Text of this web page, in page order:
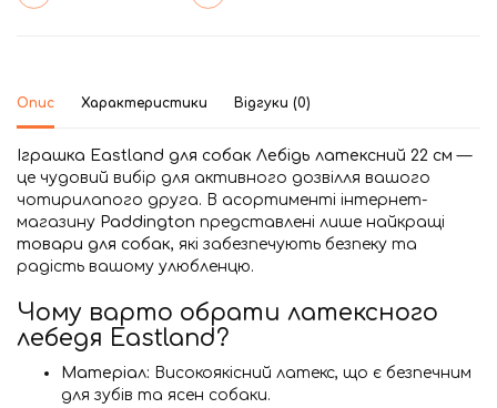
Опис Характеристики Відгуки (0)
Іграшка Eastland для собак Лебідь латексний 22 см —
це чудовий вибір для активного дозвілля вашого
чотирилапого друга. В асортименті інтернет-
магазину Paddington представлені лише найкращі
товари для собак, які забезпечують безпеку та
радість вашому улюбленцю.
Чому варто обрати латексного
лебедя Eastland?
Матеріал: Високоякісний латекс, що є безпечним
для зубів та ясен собаки.